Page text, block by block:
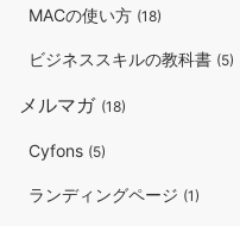
MACの使い方 (18)
ビジネススキルの教科書 (5)
メルマガ (18)
Cyfons (5)
ランディングページ (1)